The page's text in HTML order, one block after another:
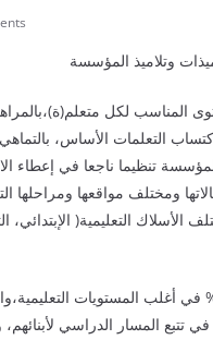
المناسب لكل
التعلمات الأساس، بالتماهي
تنظيما ناجعا في إعطاء
ومختلف مواقعها ومراحلها
التعليمية( الإبتدائي،
أسفرت نتائجه عن تسجيل نسبة حضور وازنة ترابحت مابين 70% و 90%
في تتبع المسار الدراسي